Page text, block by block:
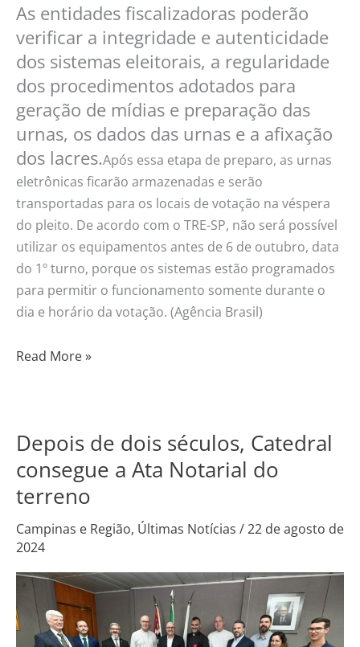
As entidades fiscalizadoras poderão
verificar a integridade e autenticidade
dos sistemas eleitorais, a regularidade
dos procedimentos adotados para
geração de mídias e preparação das
urnas, os dados das urnas e a afixação
dos lacres.Após essa etapa de preparo, as urnas
eletrônicas ficarão armazenadas e serão
transportadas para os locais de votação na véspera
do pleito. De acordo com o TRE-SP, não será possível
utilizar os equipamentos antes de 6 de outubro, data
do 1º turno, porque os sistemas estão programados
para permitir o funcionamento somente durante o
dia e horário da votação. (Agência Brasil)
Read More »
Depois de dois séculos, Catedral
consegue a Ata Notarial do
terreno
Campinas e Região, Últimas Notícias /22 de agosto de
2024
Depois
dois
séculos,
Catedral
consegue
a
Ata
Notarial
do